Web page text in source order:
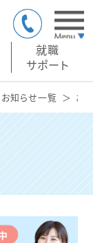
就職
サポート
お知らせ一覧 お